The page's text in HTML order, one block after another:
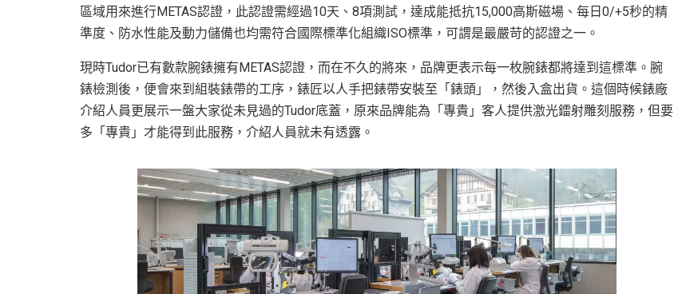
區域用來進行METAS認證，此認證需經過10天、8項測試，達成能抵抗15,000高斯磁場、每日0/+5秒的精
準度、防水性能及動力儲備也均需符合國際標準化組織ISO標準，可謂是最嚴苛的認證之一。
現時Tudor已有數款腕錶擁有METAS認證，而在不久的將來，品牌更表示每一枚腕錶都將達到這標準。腕
錶檢測後，便會來到組裝錶帶的工序，錶匠以人手把錶帶安裝至「錶頭」，然後入盒出貨。這個時候錶廠
介紹人員更展示一盤大家從未見過的Tudor底蓋，原來品牌能為「專貴」客人提供激光鐳射雕刻服務，但要
多「專貴」才能得到此服務，介紹人員就未有透露。